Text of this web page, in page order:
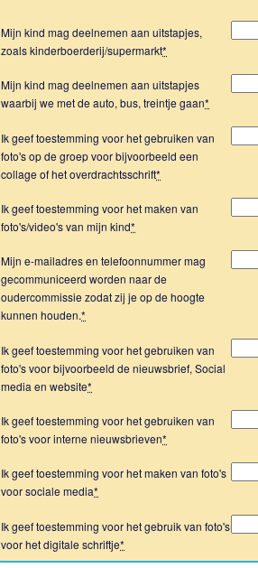
Mijn kind mag deelnemen aan uitstapjes,
zoals kinderboerderij/supermarkt*
Mijn kind mag deelnemen aan uitstapjes
waarbij we met de auto, bus, treintje gaan*
Ik geef toestemming voor het gebruiken van
foto's op de groep voor bijvoorbeeld een
collage of het overdrachtsschrift*
Ik geef toestemming voor het maken van
foto's/video's van mijn kind*
Mijn e-mailadres en telefoonnummer mag
gecommuniceerd worden naar de
oudercommissie zodat zij je op de hoogte
kunnen houden.*
Ik geef toestemming voor het gebruiken van
foto's voor bijvoorbeeld de nieuwsbrief, Social
media en website*
Ik geef toestemming voor het gebruiken van
foto's voor interne nieuwsbrieven*
Ik geef toestemming voor het maken van foto's
voor sociale media*
Ik geef toestemming voor het gebruik van foto's
voor het digitale schriftje*